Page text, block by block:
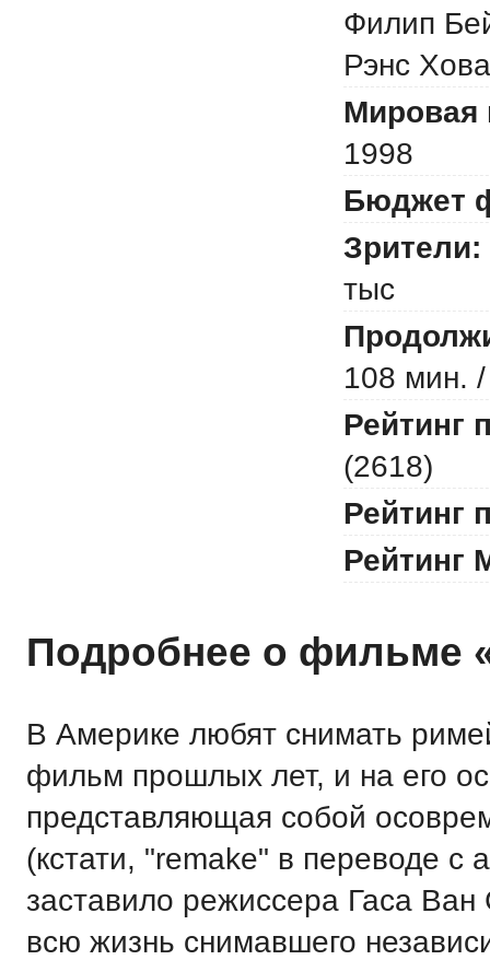
Филип
Рэнс
Мировая
1998
Бюджет
Зрители:
тыс
108 мин.
Рейтинг
(2618)
Рейтинг
Рейтинг
Подробнее о фильме
В Америке любят снимать
фильм прошлых лет, и на его
представляющая собой
(кстати, "remake" в переводе с
заставило режиссера Гаса
всю жизнь снимавшего